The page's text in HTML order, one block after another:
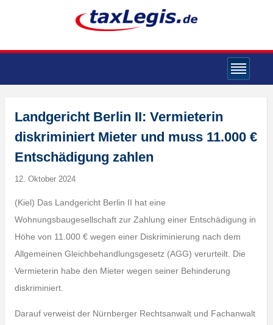
Landgericht Berlin II: Vermieterin
diskriminiert Mieter und muss 11.000 €
Entschädigung zahlen
12. Oktober 2024
(Kiel) Das Landgericht Berlin II hat eine
Wohnungsbaugesellschaft zur Zahlung einer Entschädigung in
Höhe von 11.000 € wegen einer Diskriminierung nach dem
Allgemeinen Gleichbehandlungsgesetz (AGG) verurteilt. Die
Vermieterin habe den Mieter wegen seiner Behinderung
diskriminiert.
Darauf verweist der Nürnberger Rechtsanwalt und Fachanwalt